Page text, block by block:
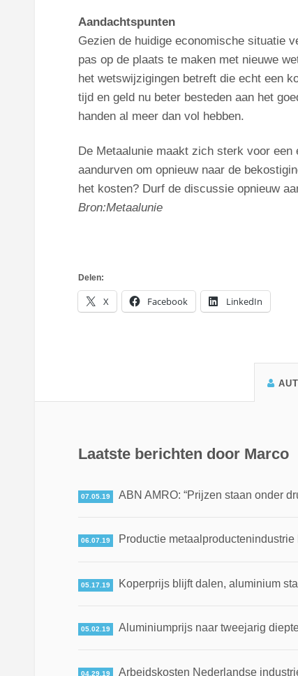
Aandachtspunten
Gezien de huidige economische situatie
pas op de plaats te maken met nieuwe
het wetswijzigingen betreft die echt een
tijd en geld nu beter besteden aan het
handen al meer dan vol hebben.
De Metaalunie maakt zich sterk voor
aandurven om opnieuw naar de
het kosten? Durf de discussie opnieuw
Bron:Metaalunie
Delen:
X Facebook LinkedIn
Laatste berichten door Marco
07.05.19 ABN AMRO: “Prijzen staan onder
06.07.19 Productie metaalproductenindustrie
05.17.19 Koperprijs blijft dalen, aluminium
05.02.19 Aluminiumprijs naar tweejarig
04.29.19 Arbeidskosten Nederlandse